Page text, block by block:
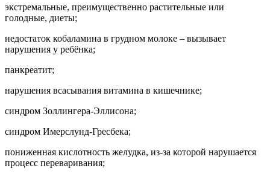
экстремальные, преимущественно растительные или
голодные, диеты;
недостаток кобаламина в грудном молоке – вызывает
нарушения у ребёнка;
панкреатит;
нарушения всасывания витамина в кишечнике;
синдром Золлингера-Эллисона;
синдром Имерслунд-Гресбека;
пониженная кислотность желудка, из-за которой нарушается
процесс переваривания;